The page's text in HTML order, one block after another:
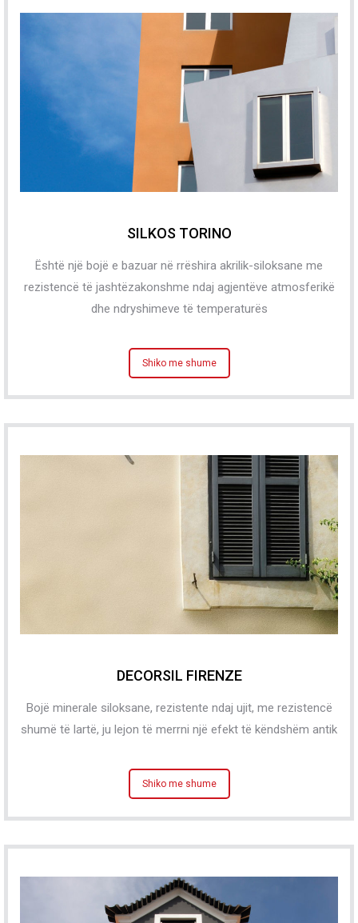
SILKOS TORINO
Është një bojë e bazuar në rrëshira akrilik-siloksane me
rezistencë të jashtëzakonshme ndaj agjentëve atmosferikë
dhe ndryshimeve të temperaturës
Shiko me shume
DECORSIL FIRENZE
Bojë minerale siloksane, rezistente ndaj ujit, me rezistencë
shumë të lartë, ju lejon të merrni një efekt të këndshëm antik
Shiko me shume